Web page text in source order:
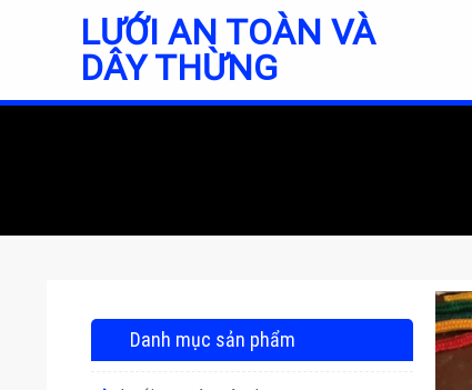
LƯỚI AN TOÀN VÀ
DÂY THỪNG
Danh mục sản phẩm